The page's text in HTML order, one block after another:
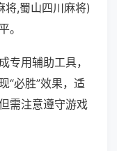
将,蜀山四川麻将)
。
专用辅助工具，
“必胜”效果，适
需注意遵守游戏